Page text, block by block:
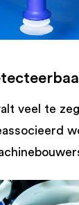
veel te